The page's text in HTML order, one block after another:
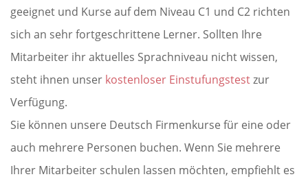
geeignet und Kurse auf dem Niveau C1 und C2 richten
sich an sehr fortgeschrittene Lerner. Sollten Ihre
Mitarbeiter ihr aktuelles Sprachniveau nicht wissen,
steht ihnen unser kostenloser Einstufungstestzur
Verfügung.
Sie können unsere Deutsch Firmenkurse für eine oder
auch mehrere Personen buchen. Wenn Sie mehrere
Ihrer Mitarbeiter schulen lassen möchten, empfiehlt es